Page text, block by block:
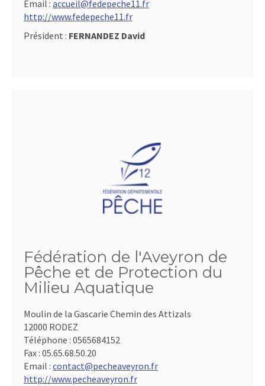
Email : accueil@fedepeche11.fr
http://www.fedepeche11.fr
Président : FERNANDEZ David
Fédération de l'Aveyron de
Pêche et de Protection du
Milieu Aquatique
Moulin de la Gascarie Chemin des Attizals
12000 RODEZ
Téléphone : 0565684152
Fax : 05.65.68.50.20
Email : contact@pecheaveyron.fr
http://www.pecheaveyron.fr